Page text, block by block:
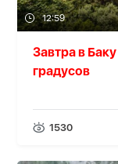
12:59
Завтра в
градусов
1530